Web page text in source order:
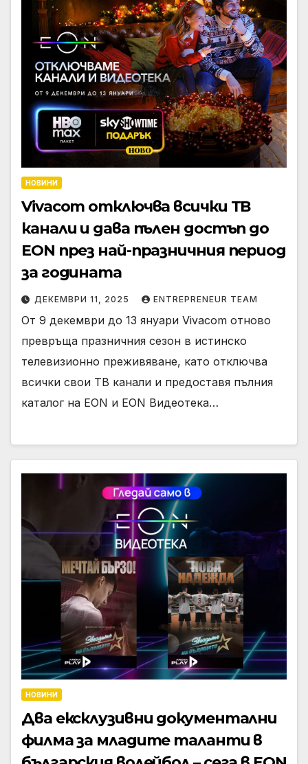
НОВИНИ
Vivacom отключва всички ТВ
канали и дава пълен достъп до
EON през най-празничния период
за годината
ДЕКЕМВРИ 11, 2025 ENTREPRENEUR TEAM
От 9 декември до 13 януари Vivacom отново
превръща празничния сезон в истинско
телевизионно преживяване, като отключва
всички свои ТВ канали и предоставя пълния
каталог на EON и EON Видеотека…
НОВИНИ
Два ексклузивни документални
филма за младите таланти в